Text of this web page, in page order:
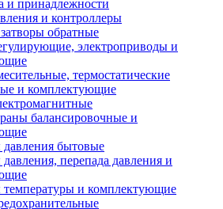
и принадлежности
и контроллеры
обратные
электроприводы и
термостатические
и комплектующие
балансировочные и
давления бытовые
давления, перепада давления и
температуры и комплектующие